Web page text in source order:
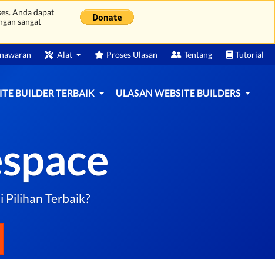
Anda dapat
sangat
Alat Proses Ulasan Tentang Tutorial
BUILDER TERBAIK ULASAN WEBSITE BUILDERS
Pilihan Terbaik?